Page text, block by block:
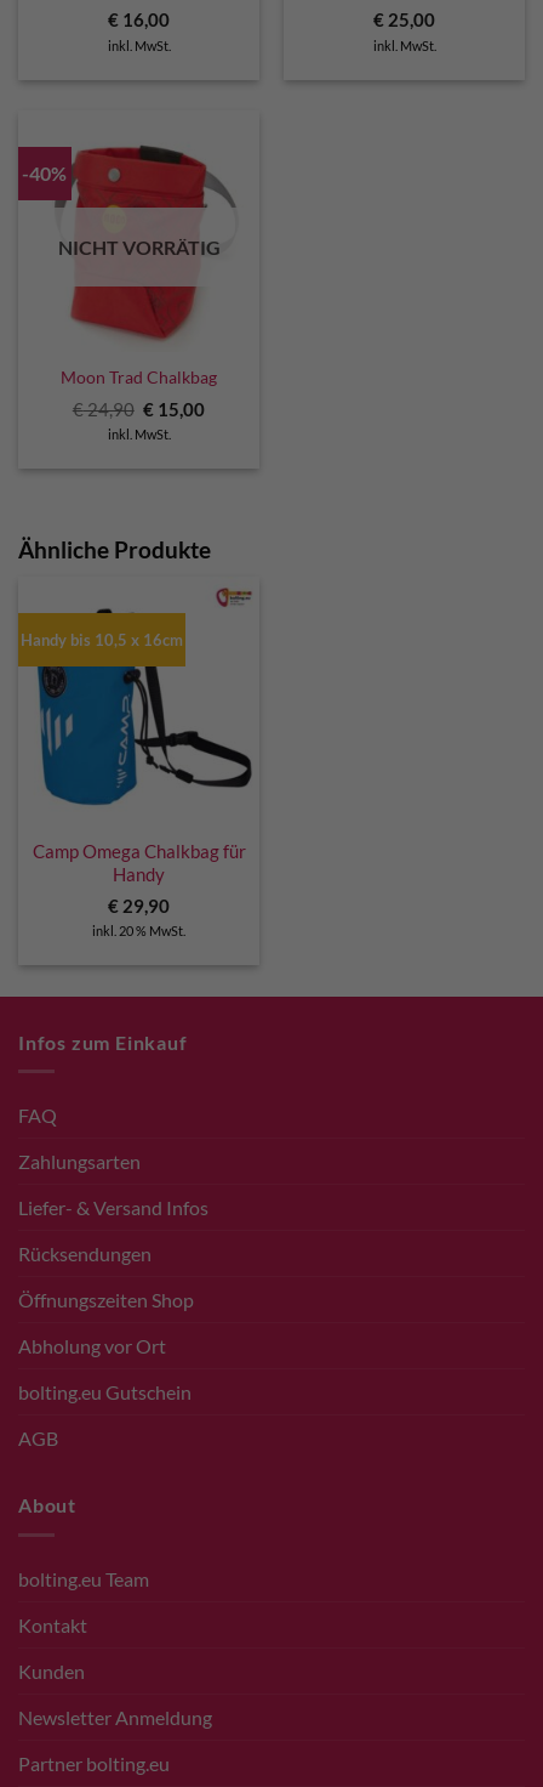
€ 16,00
inkl. MwSt.
€ 25,00
inkl. MwSt.
-40%
NICHT VORRÄTIG
Moon Trad Chalkbag
€24,90 Ursprünglicher
Preis
war:
€ 15,00Aktueller
inkl. MwSt.
Ähnliche Produkte
Handy bis 10,5 x 16cm
Camp Omega Chalkbag für
Handy
€ 29,90
inkl. 20 % MwSt.
Infos zum Einkauf
FAQ
Zahlungsarten
Liefer- & Versand Infos
Rücksendungen
Öffnungszeiten Shop
Abholung vor Ort
bolting.eu Gutschein
AGB
About
bolting.eu Team
Kontakt
Kunden
Newsletter Anmeldung
Partner bolting.eu